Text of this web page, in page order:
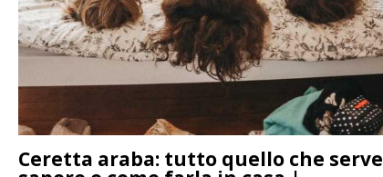
Ceretta araba: tutto quello che serve